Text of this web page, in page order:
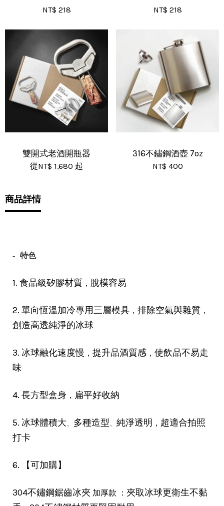
商品詳情
- 特色
1. 食品級矽膠材質 ， 脫模容易
2. 單向恆溫加冷專用三層模具 ， 排除空氣與雜質 ，
創造高透純淨的冰球
3. 冰球融化速度慢 ， 提升品酒質感 ， 使飲品不易走
味
4. 長方型盒身 ， 扁平好收納
5. 冰球體積大、 多種造型、 純淨透明 ， 超適合拍照
打卡
6. 【可加購】
304不鏽鋼鋸齒冰夾 加厚款 ： 夾取冰球更衛生不黏
NT$ 218 NT$ 218
雙開式老酒開瓶器
從NT$ 1,680 起
316不鏽鋼酒壺 7oz
NT$ 400